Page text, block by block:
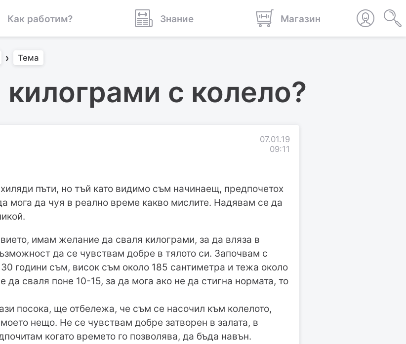
Как работим? Знание Магазин
Тема
с колело?
07.01.19
09:11
пъти, но тъй като видимо съм начинаещ, предпочетох
мога да чуя в реално време какво мислите. Надявам се да
имам желание да сваля килограми, за да вляза в
да се чувствам добре в тялото си. Започвам с
години съм, висок съм около 185 сантиметра и тежа около
сваля поне 10-15, за да мога ако не да стигна нормата, то
посока, ще отбележа, че съм се насочил към колелото,
нещо. Не се чувствам добре затворен в залата, в
когато времето го позволява, да бъда навън.